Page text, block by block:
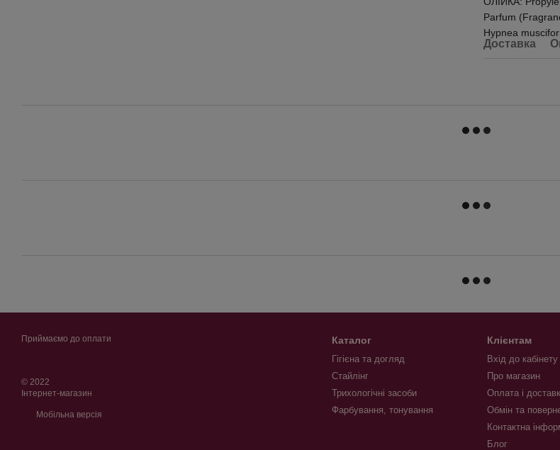
Parfum
Hypnea
Доставка
Приймаємо до оплати
© 2022
Інтернет-магазин
Мобільна версія
Каталог
Гігієна та догляд
Стайлінг
Трихологічні засоби
Фарбування, тонування
Клієнтам
Вхід до кабінету
Про магазин
Оплата і
Обмін та
Контактна
Блог